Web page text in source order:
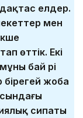
елдер.
мен
өттік. Екі
бай әрі
бірегей жоба
сипаты